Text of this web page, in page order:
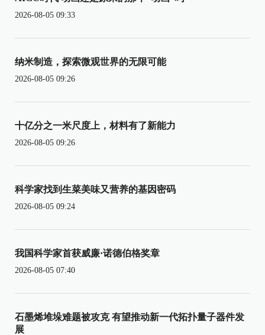
2026-08-05 09:33
纳米制造，探索微观世界的无限可能
2026-08-05 09:26
十亿分之一米尺度上，材料有了新能力
2026-08-05 09:26
科学家找到生菜美味又营养的基因密码
2026-08-05 09:24
我国科学家首获威廉·诺德伯格奖章
2026-08-05 07:40
石墨烯堆垛难题被攻克 有望推动新一代拓扑量子器件发
展